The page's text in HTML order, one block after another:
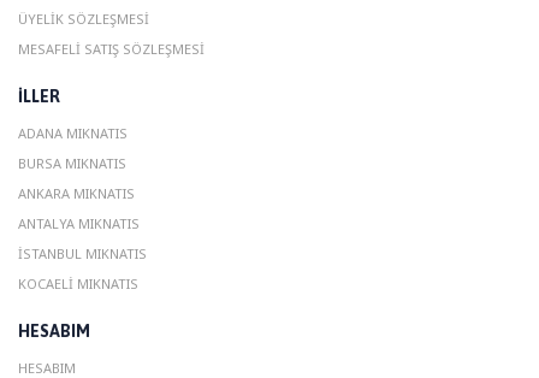
ÜYELIK SÖZLEŞMESI
MESAFELI SATIŞ SÖZLEŞMESI
ILLER
ADANA MIKNATIS
BURSA MIKNATIS
ANKARA MIKNATIS
ANTALYA MIKNATIS
ISTANBUL MIKNATIS
KOCAELI MIKNATIS
HESABIM
HESABIM